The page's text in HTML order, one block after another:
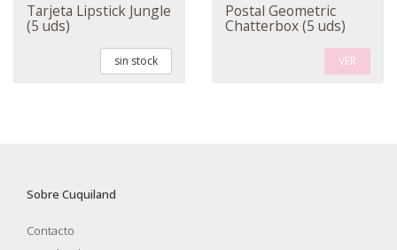
Tarjeta Lipstick Jungle
(5 uds)
sin stock
Postal Geometric
Chatterbox (5 uds)
VER
Sobre Cuquiland
Contacto